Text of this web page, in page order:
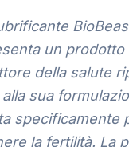
un prodotto
della salute
sua
specificamente
la fertilità. La